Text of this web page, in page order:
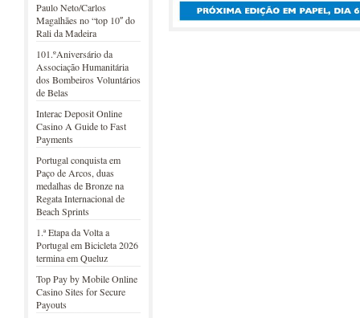
Paulo Neto/Carlos
Magalhães no “top 10″ do
Rali da Madeira
101.ºAniversário da
Associação Humanitária
dos Bombeiros Voluntários
de Belas
Interac Deposit Online
Casino A Guide to Fast
Payments
Portugal conquista em
Paço de Arcos, duas
medalhas de Bronze na
Regata Internacional de
Beach Sprints
1.ª Etapa da Volta a
Portugal em Bicicleta 2026
termina em Queluz
Top Pay by Mobile Online
Casino Sites for Secure
Payouts